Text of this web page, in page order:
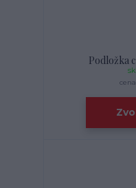
Podložka
cena